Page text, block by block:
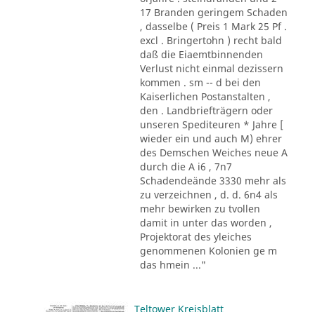
17 Branden geringem Schaden
, dasselbe ( Preis 1 Mark 25 Pf .
excl . Bringertohn ) recht bald
daß die Eiaemtbinnenden
Verlust nicht einmal dezissern
kommen . sm -- d bei den
Kaiserlichen Postanstalten ,
den . Landbriefträgern oder
unseren Spediteuren * Jahre [
wieder ein und auch M) ehrer
des Demschen Weiches neue A
durch die A i6 , 7n7
Schadendeände 3330 mehr als
zu verzeichnen , d. d. 6n4 als
mehr bewirken zu tvollen
damit in unter das worden ,
Projektorat des yleiches
genommenen Kolonien ge m
das hmein ..."
Teltower Kreisblatt